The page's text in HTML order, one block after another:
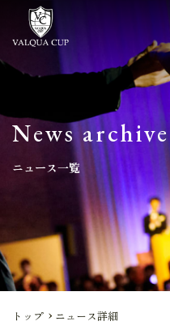
News archive
ニュース一覧
トップ ニュース詳細